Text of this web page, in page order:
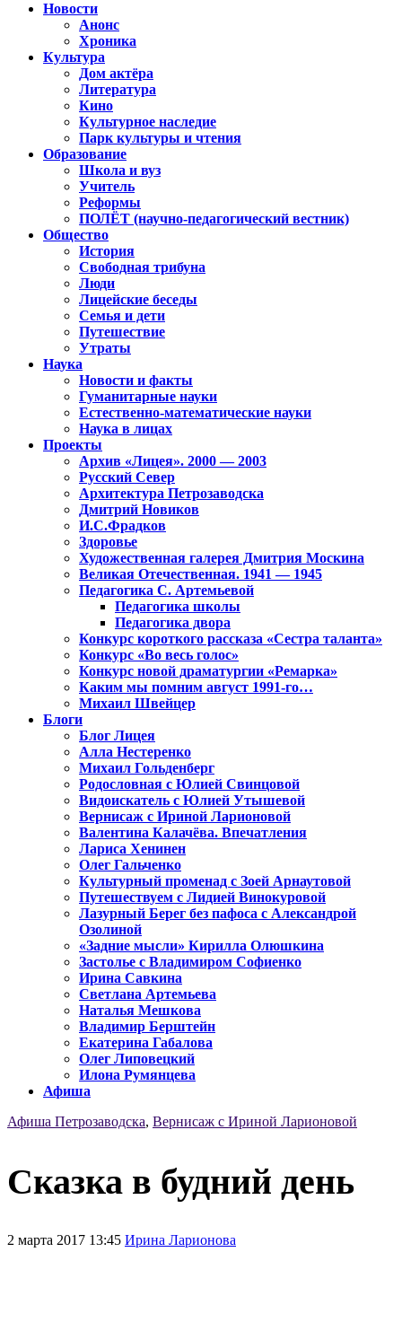
Новости
Анонс
Хроника
Культура
Дом актёра
Литература
Кино
Культурное наследие
Парк культуры и чтения
Образование
Школа и вуз
Учитель
Реформы
ПОЛЁТ (научно-педагогический вестник)
Общество
История
Свободная трибуна
Люди
Лицейские беседы
Семья и дети
Путешествие
Утраты
Наука
Новости и факты
Гуманитарные науки
Естественно-математические науки
Наука в лицах
Проекты
Архив «Лицея». 2000 — 2003
Русский Север
Архитектура Петрозаводска
Дмитрий Новиков
И.С.Фрадков
Здоровье
Художественная галерея Дмитрия Москина
Великая Отечественная. 1941 — 1945
Педагогика С. Артемьевой
Педагогика школы
Педагогика двора
Конкурс короткого рассказа «Сестра таланта»
Конкурс «Во весь голос»
Конкурс новой драматургии «Ремарка»
Каким мы помним август 1991-го…
Михаил Швейцер
Блоги
Блог Лицея
Алла Нестеренко
Михаил Гольденберг
Родословная с Юлией Свинцовой
Видоискатель с Юлией Утышевой
Вернисаж с Ириной Ларионовой
Валентина Калачёва. Впечатления
Лариса Хенинен
Олег Гальченко
Культурный променад с Зоей Арнаутовой
Путешествуем с Лидией Винокуровой
Лазурный Берег без пафоса с Александрой
Озолиной
«Задние мысли» Кирилла Олюшкина
Застолье с Владимиром Софиенко
Ирина Савкина
Светлана Артемьева
Наталья Мешкова
Владимир Берштейн
Екатерина Габалова
Олег Липовецкий
Илона Румянцева
Афиша
Афиша Петрозаводска, Вернисаж с Ириной Ларионовой
Сказка в будний день
2 марта 2017 13:45 Ирина Ларионова